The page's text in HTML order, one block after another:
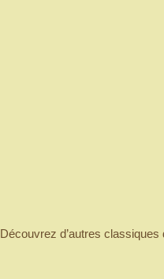
Découvrez d’autres classiques